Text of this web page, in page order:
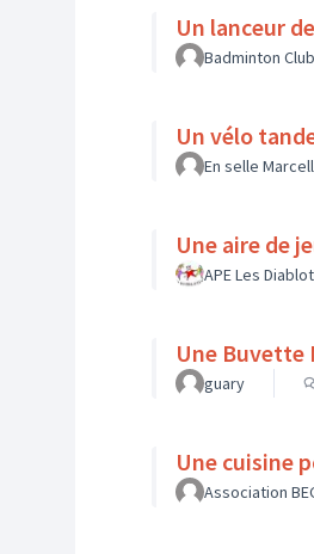
Un lanceur
Badminton
Un vélo
En selle
Une aire de
APE Les
Une Buvette
guary
Une cuisine
Association